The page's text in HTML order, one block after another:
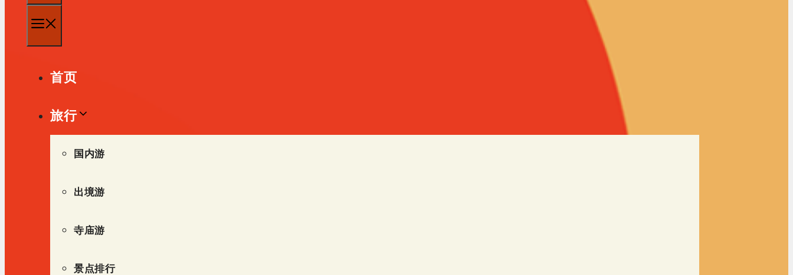
首页
旅行
国内游
出境游
寺庙游
景点排行